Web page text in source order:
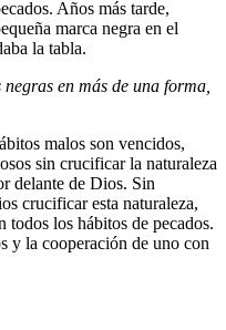
Años más tarde,
marca negra en el
la tabla.
en más de una forma,
malos son vencidos,
sin crucificar la naturaleza
delante de Dios. Sin
crucificar esta naturaleza,
todos los hábitos de pecados.
y la cooperación de uno con